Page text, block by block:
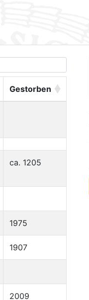
Gestorben
ca. 1205
1975
1907
2009